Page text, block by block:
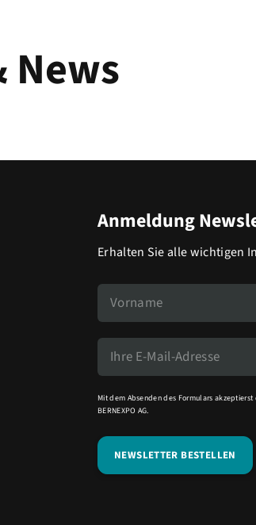
News
Anmeldung
Erhalten Sie alle wichtigen
Mit dem Absenden des Formulars akzeptierst
BERNEXPO AG.